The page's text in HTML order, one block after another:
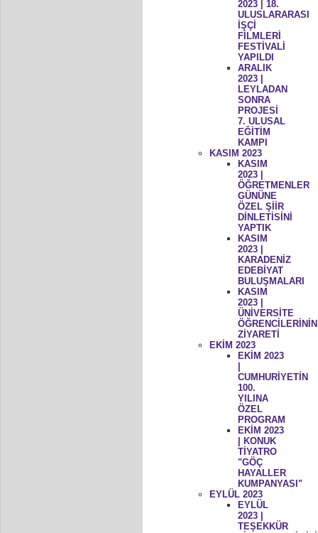
2023 | 18.
ULUSLARARASI
İŞÇİ
FİLMLERİ
FESTİVALİ
YAPILDI
ARALIK
2023 |
LEYLADAN
SONRA
PROJESİ
7. ULUSAL
EĞİTİM
KAMPI
KASIM 2023
KASIM
2023 |
ÖĞRETMENLER
GÜNÜNE
ÖZEL ŞİİR
DİNLETİSİNİ
YAPTIK
KASIM
2023 |
KARADENİZ
EDEBİYAT
BULUŞMALARI
KASIM
2023 |
ÜNİVERSİTE
ÖĞRENCİLERİNİN
ZİYARETİ
EKİM 2023
EKİM 2023
CUMHURİYETİN
100.
YILINA
ÖZEL
PROGRAM
EKİM 2023
| KONUK
TİYATRO
"GÖÇ
HAYALLER
KUMPANYASI"
EYLÜL 2023
EYLÜL
2023 |
TEŞEKKÜR